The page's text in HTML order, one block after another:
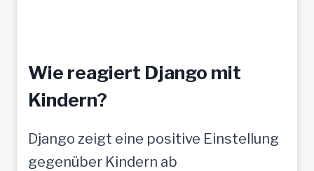
Wie reagiert Django mit
Kindern?
Django zeigt eine positive Einstellung
gegenüber Kindern ab